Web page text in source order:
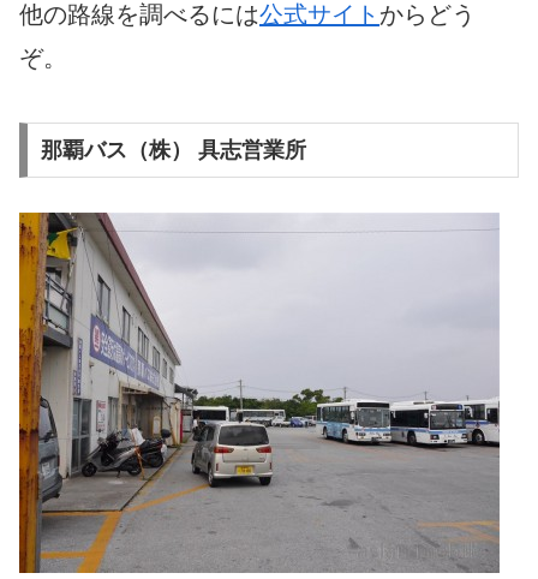
他の路線を調べるには公式サイト からどう
ぞ。
那覇バス（株） 具志営業所